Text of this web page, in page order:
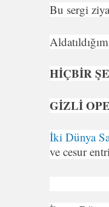
Bu sergi
HİÇBİR
GİZLİ
İki Dünya
ve cesur